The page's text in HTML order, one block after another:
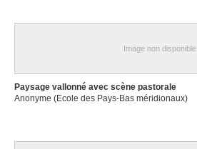
Image non disponible
Paysage vallonné avec scène pastorale
Anonyme (Ecole des Pays-Bas méridionaux)